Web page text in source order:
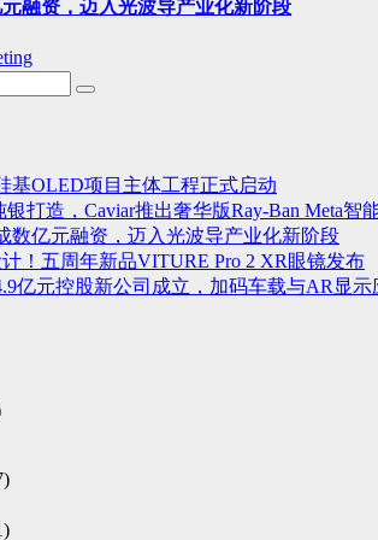
融资，迈入光波导产业化新阶段
基OLED项目主体工程正式启动
打造，Caviar推出奢华版Ray-Ban Meta智
数亿元融资，迈入光波导产业化新阶段
！五周年新品VITURE Pro 2 XR眼镜发布
亿元控股新公司成立，加码车载与AR显示